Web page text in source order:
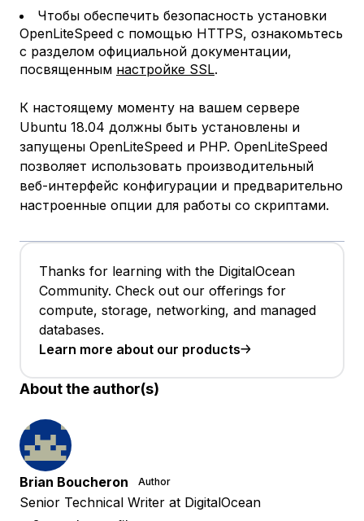
Чтобы обеспечить безопасность установки
OpenLiteSpeed с помощью HTTPS, ознакомьтесь
с разделом официальной документации,
посвященным настройке SSL.
К настоящему моменту на вашем сервере
Ubuntu 18.04 должны быть установлены и
запущены OpenLiteSpeed и PHP. OpenLiteSpeed
позволяет использовать производительный
веб-интерфейс конфигурации и предварительно
настроенные опции для работы со скриптами.
Thanks for learning with the DigitalOcean
Community. Check out our offerings for
compute, storage, networking, and managed
databases.
Learn more about our products
About the author(s)
Brian Boucheron Author
Senior Technical Writer at DigitalOcean